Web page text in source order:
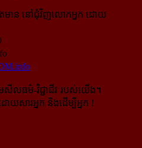
មាន នៅជុំវិញលោកអ្នក ដោយ
សីលធម៌-​វិជ្ជាជីវៈ​របស់យើង។
យសារអ្នក និងដើម្បីអ្នក !